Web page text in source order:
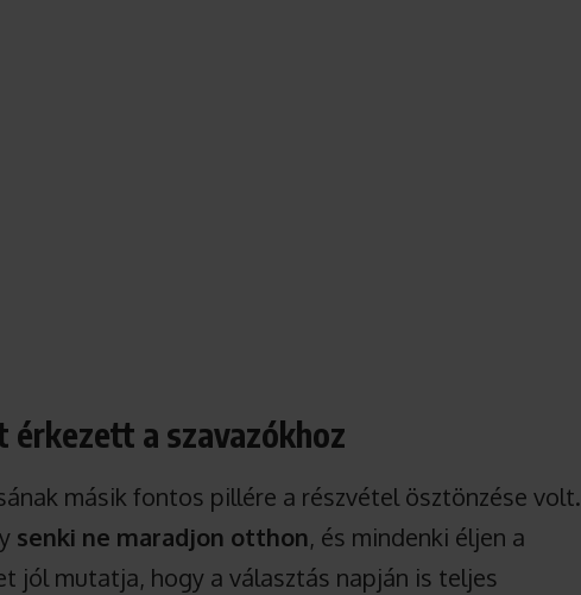
érkezett a szavazókhoz
másik fontos pillére a részvétel ösztönzése volt.
senki ne maradjon otthon, és mindenki éljen a
jól mutatja, hogy a választás napján is teljes